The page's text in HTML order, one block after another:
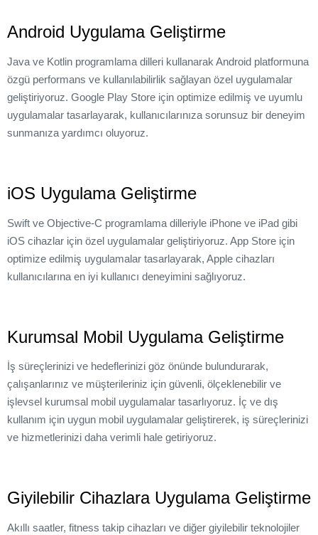
Android Uygulama Geliştirme
Java ve Kotlin programlama dilleri kullanarak Android platformuna
özgü performans ve kullanılabilirlik sağlayan özel uygulamalar
geliştiriyoruz. Google Play Store için optimize edilmiş ve uyumlu
uygulamalar tasarlayarak, kullanıcılarınıza sorunsuz bir deneyim
sunmanıza yardımcı oluyoruz.
iOS Uygulama Geliştirme
Swift ve Objective-C programlama dilleriyle iPhone ve iPad gibi
iOS cihazlar için özel uygulamalar geliştiriyoruz. App Store için
optimize edilmiş uygulamalar tasarlayarak, Apple cihazları
kullanıcılarına en iyi kullanıcı deneyimini sağlıyoruz.
Kurumsal Mobil Uygulama Geliştirme
İş süreçlerinizi ve hedeflerinizi göz önünde bulundurarak,
çalışanlarınız ve müşterileriniz için güvenli, ölçeklenebilir ve
işlevsel kurumsal mobil uygulamalar tasarlıyoruz. İç ve dış
kullanım için uygun mobil uygulamalar geliştirerek, iş süreçlerinizi
ve hizmetlerinizi daha verimli hale getiriyoruz.
Giyilebilir Cihazlara Uygulama Geliştirme
Akıllı saatler, fitness takip cihazları ve diğer giyilebilir teknolojiler